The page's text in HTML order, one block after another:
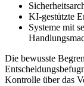
KI-gestützte
Systeme mit
Die bewusste
Kontrolle über das